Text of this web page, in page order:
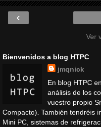
‹
Ver
Bienvenidos a blog HTPC
jmqnick
En blog HTPC
análisis de los
vuestro propio
Compacto). También tendréis
Mini PC, sistemas de